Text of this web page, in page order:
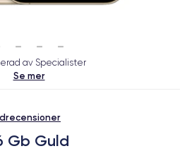
av Specialister
Se mer
Gb Guld